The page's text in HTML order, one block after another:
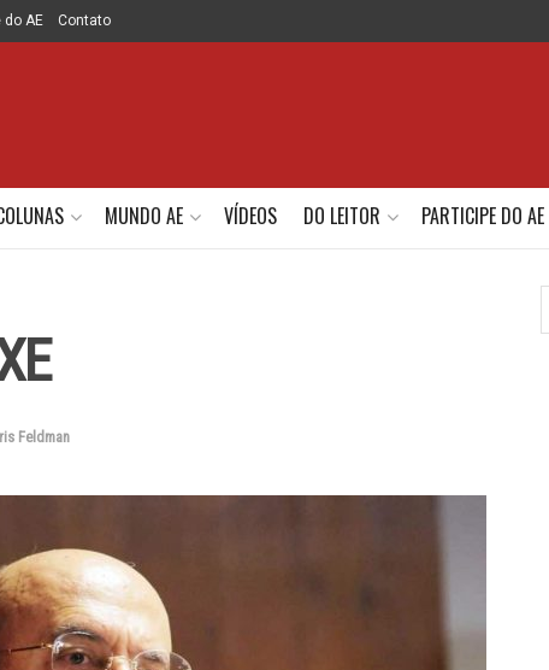
do AE Contato
MUNDO AE VÍDEOS DO LEITOR PARTICIPE DO AE
Feldman